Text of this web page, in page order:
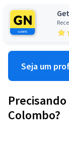
Seja um
Colombo?